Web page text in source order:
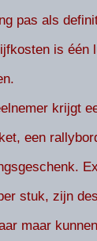
pas als
is één
krijgt
een
stuk, zijn
maar